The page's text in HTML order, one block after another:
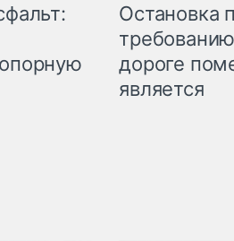
Остановка
дороге
является